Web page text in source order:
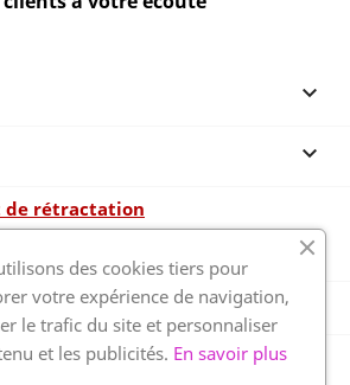


de rétractation

la Société des Avis Garantis,cliquez ici pour
des cookies tiers pour
votre expérience de navigation,
le trafic du site et personnaliser
et les publicités. En savoir plus